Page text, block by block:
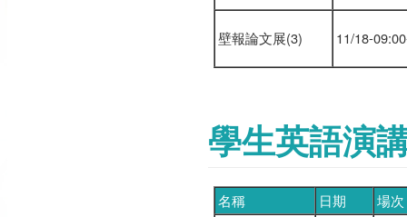
壁報論文展(3) 11/18-
學生英語演
名稱 日期 場次